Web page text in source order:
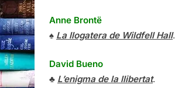
Anne Brontë
♠ La llogatera de Wildfell Hall.
David Bueno
♣ L’enigma de la llibertat.